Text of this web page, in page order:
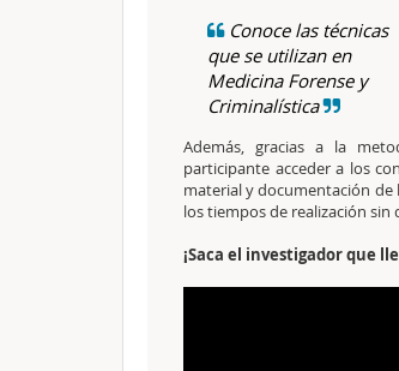
Conoce las técnicas
que se utilizan en
Medicina Forense y
Criminalística
Además, gracias a la
participante acceder a los
material y documentación
los tiempos de realización
¡Saca el investigador que